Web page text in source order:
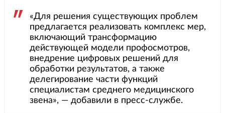
«Для решения существующих проблем
предлагается реализовать комплекс мер,
включающий трансформацию
действующей модели профосмотров,
внедрение цифровых решений для
обработки результатов, а также
делегирование части функций
специалистам среднего медицинского
звена», — добавили в пресс-службе.